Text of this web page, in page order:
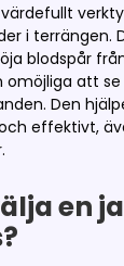
i terrängen.
blodspår
omöjliga att
Den
effektivt,
en